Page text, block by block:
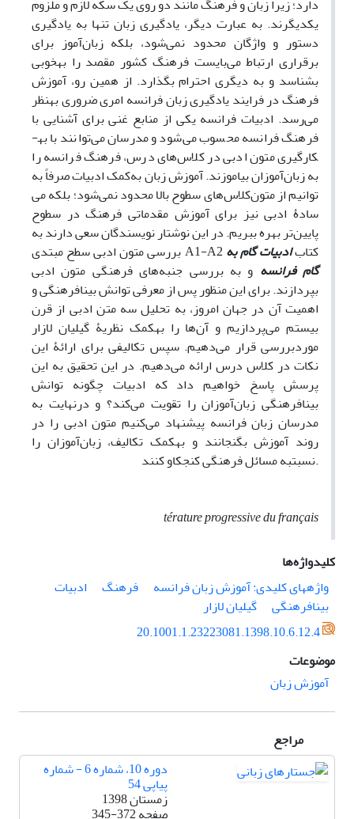
دارد؛ زیرا زبان و فرهنگ مانند دو روی یک سکه لازم و ملزوم
یکدیگرند. به عبارت دیگر، یادگیری زبان تنها به یادگیری
دستور و واژگان محدود نمی‌شود، بلکه زبان‌آموز برای
برقراری ارتباط می‌بایست فرهنگ کشور مقصد را به­خوبی
بشناسد و به دیگری احترام بگذارد. از همین رو، آموزش
فرهنگ در فرایند یادگیری زبان فرانسه امری ضروری به­نظر
می‌رسد. ادبیات فرانسه یکی از منابع غنی برای آشنایی با
فرهنگ فرانسه محسوب می‌شود و مدرسان می‌توانند با به­
کارگیری متون ادبی در کلاس‌های درس، فرهنگ فرانسه را
به زبان‌آموزان بیاموزند. آموزش زبان بهکمک ادبیات صرفاً به
کلاس‌های سطوح بالا محدود نمی‌شود؛ بلکه میتوانیم از متون
سادۀ ادبی نیز برای آموزش مقدماتی فرهنگ در سطوح
پایین‌تر بهره ببریم. در این نوشتار نویسندگان سعی دارند به
بررسی متون ادبیA1-A2 کتابادبیات گام به
گام فرانسه و به بررسی جنبه‌های فرهنگی متون ادبی
بپردازند. برای این منظور پس از معرفی توانش بینافرهنگی و
اهمیت آن در جهان امروز، به تحلیل سه متن ادبی از قرن
بیستم می‌پردازیم و آن‌ها را به­کمک نظریۀ گیلیان لازار
موردبررسی قرار می‌دهیم. سپس تکالیفی برای ارائۀ این
نکات در کلاس درس ارائه می‌دهیم. در این تحقیق به این
پرسش پاسخ خواهیم داد که ادبیات چگونه توانش
بینافرهنگی زبان‌آموزان را تقویت می‌کند؟ و درنهایت به
مدرسان زبان فرانسه پیشنهاد می‌کنیم متون ادبی را در
روند آموزش بگنجانند و به­کمک تکالیف، زبان‌آموزان را
نسبت­به مسائل فرهنگی کنجکاو کنند.
térature progressive du français
کلیدواژه‌ها
واژه­های کلیدی: آموزش زبان فرانسه
فرهنگ
ادبیات
بینافرهنگی
گیلیان لازار
20.1001.1.23223081.1398.10.6.12.4
موضوعات
آموزش زبان
مراجع
دوره 10، شماره 6 - شماره
پیاپی 54
زمستان 1398